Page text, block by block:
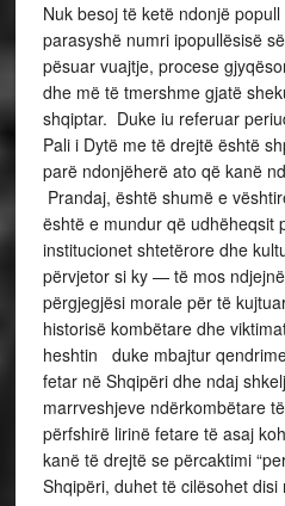
Nuk besoj të ketë ndonjë
parasyshë numri ipopullësisë
pësuar vuajtje, procese
dhe më të tmershme gjatë
shqiptar. Duke iu referuar
Pali i Dytë me të drejtë është
parë ndonjëherë ato që kanë
Prandaj, është shumë e
është e mundur që udhëheqsit
institucionet shtetërore dhe
përvjetor si ky — të mos
përgjegjësi morale për të
historisë kombëtare dhe
heshtin duke mbajtur
fetar në Shqipëri dhe ndaj
marrveshjeve ndërkombëtare
përfshirë lirinë fetare të asaj
kanë të drejtë se përcaktimi
Shqipëri, duhet të cilësohet disi